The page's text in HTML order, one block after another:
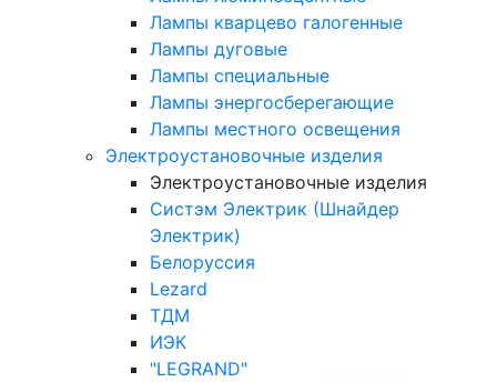
Лампы кварцево галогенные
Лампы дуговые
Лампы специальные
Лампы энергосберегающие
Лампы местного освещения
Электроустановочные изделия
Электроустановочные изделия
Систэм Электрик (Шнайдер
Электрик)
Белоруссия
Lezard
ТДМ
ИЭК
"LEGRAND"